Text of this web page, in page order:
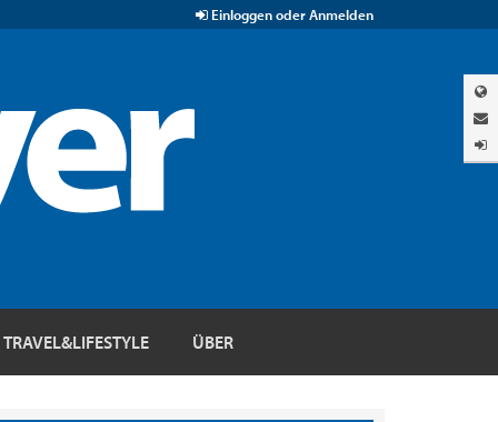
Einloggen oder Anmelden
TRAVEL&LIFESTYLE ÜBER